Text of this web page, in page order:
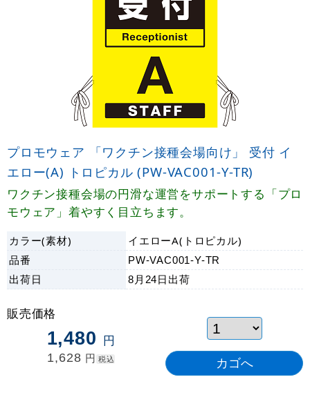
プロモウェア 「ワクチン接種会場向け」 受付 イ
エロー(A) トロピカル (PW-VAC001-Y-TR)
ワクチン接種会場の円滑な運営をサポートする「プロ
モウェア」着やすく目立ちます。
カラー(素材)
イエローA(トロピカル)
品番
PW-VAC001-Y-TR
出荷日 8月24日 出荷
販売価格
1,480 円
1,628 円 税込